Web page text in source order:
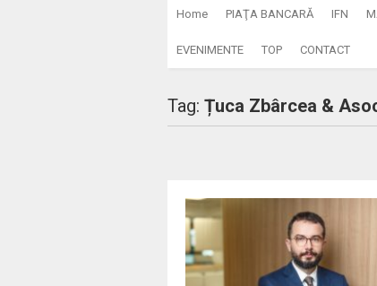
Home PIAŢA BANCARĂ IFN
EVENIMENTE TOP CONTACT
Tag: Țuca Zbârcea &